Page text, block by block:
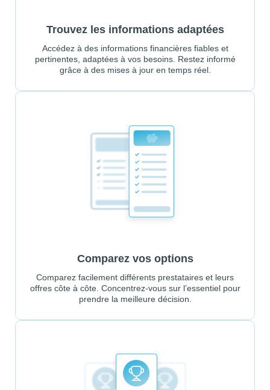
Trouvez les informations adaptées
Accédez à des informations financières fiables et
pertinentes, adaptées à vos besoins. Restez informé
grâce à des mises à jour en temps réel.
Comparez vos options
Comparez facilement différents prestataires et leurs
offres côte à côte. Concentrez-vous sur l’essentiel pour
prendre la meilleure décision.